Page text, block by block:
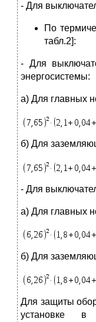
- Для
По
табл.2]:
- Для
энергосистемы:
а) Для главных
б) Для
- Для
а) Для главных
б) Для
Для защиты
установке